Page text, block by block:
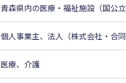
青森県内の医療・福祉施設（国公立
個人事業主、法人（株式会社・合
医療、介護